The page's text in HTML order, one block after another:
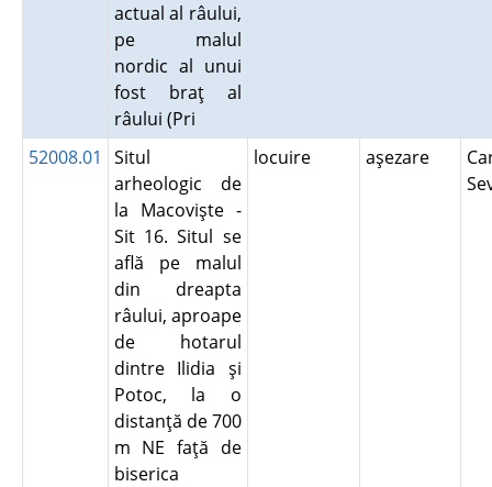
actual al râului,
pe malul
nordic al unui
fost braţ al
râului (Pri
52008.01
Situl
arheologic de
la Macovişte -
Sit 16. Situl se
află pe malul
din dreapta
râului, aproape
de hotarul
dintre Ilidia şi
Potoc, la o
distanţă de 700
m NE faţă de
biserica
locuire aşezare